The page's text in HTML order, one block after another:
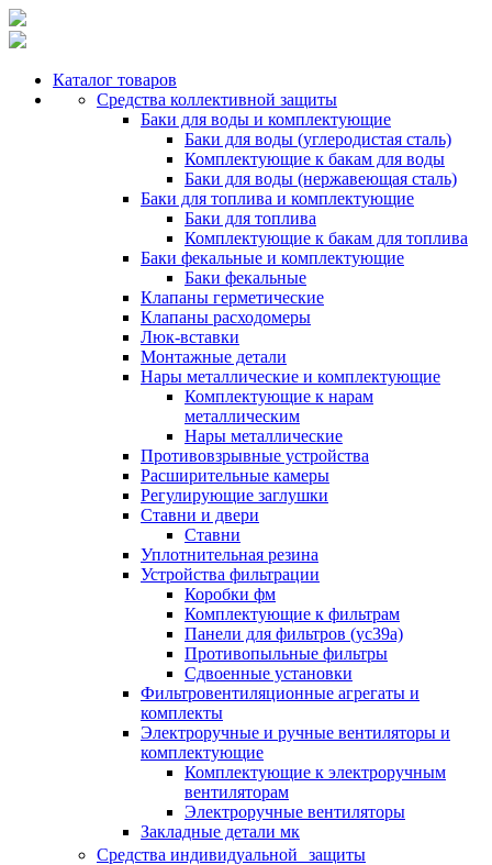
Каталог товаров
Средства коллективной защиты
Баки для воды и комплектующие
Баки для воды (углеродистая сталь)
Комплектующие к бакам для воды
Баки для воды (нержавеющая сталь)
Баки для топлива и комплектующие
Баки для топлива
Комплектующие к бакам для топлива
Баки фекальные и комплектующие
Баки фекальные
Клапаны герметические
Клапаны расходомеры
Люк-вставки
Монтажные детали
Нары металлические и комплектующие
Комплектующие к нарам
металлическим
Нары металлические
Противовзрывные устройства
Расширительные камеры
Регулирующие заглушки
Ставни и двери
Ставни
Уплотнительная резина
Устройства фильтрации
Коробки фм
Комплектующие к фильтрам
Панели для фильтров (ус39а)
Противопыльные фильтры
Сдвоенные установки
Фильтровентиляционные агрегаты и
комплекты
Электроручные и ручные вентиляторы и
комплектующие
Комплектующие к электроручным
вентиляторам
Электроручные вентиляторы
Закладные детали мк
Средства индивидуальной защиты